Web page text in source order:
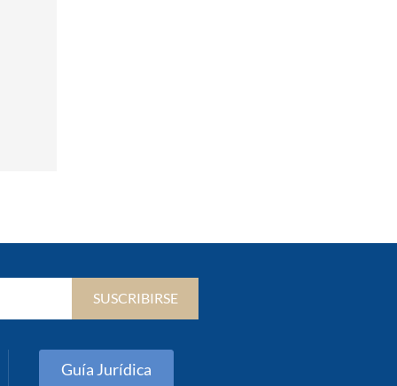
SUSCRIBIRSE
Guía Jurídica